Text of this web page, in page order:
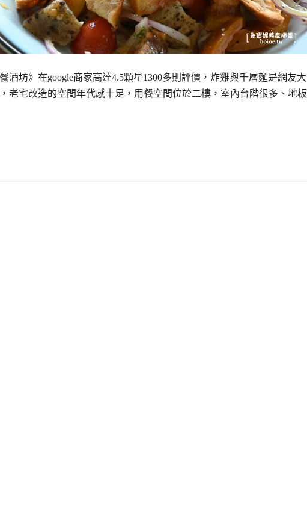
酒坊》在google商家高達4.5顆星1300多則評價，炸雞與千層麵是網友大
老宅改造的空間年代感十足，用餐空間位於二樓，室內台階很多、地板